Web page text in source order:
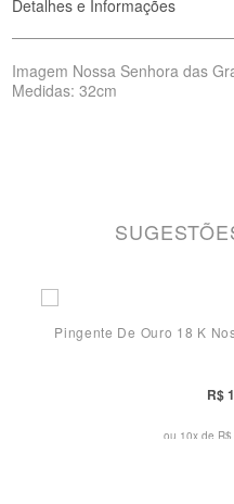
Detalhes e Informações
Imagem Nossa Senhora das
Medidas: 32cm
Pingente De Ouro 18 K
R$
ou 10x de